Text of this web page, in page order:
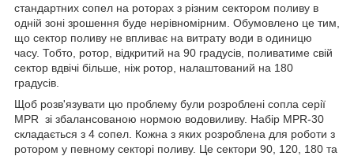
стандартних сопел на роторах з різним сектором поливу в
одній зоні зрошення буде нерівномірним. Обумовлено це тим,
що сектор поливу не впливає на витрату води в одиницю
часу. Тобто, ротор, відкритий на 90 градусів, поливатиме свій
сектор вдвічі більше, ніж ротор, налаштований на 180
градусів.
Щоб розв'язувати цю проблему були розроблені сопла серії
MPR зі збалансованою нормою водовиливу. Набір MPR-30
складається з 4 сопел. Кожна з яких розроблена для роботи з
ротором у певному секторі поливу. Це сектори 90, 120, 180 та